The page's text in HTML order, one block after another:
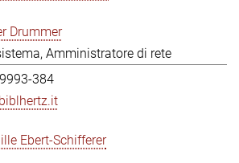
Drummer
Amministratore di rete
384
Ebert-Schifferer